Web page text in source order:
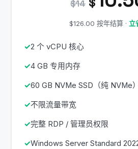
$14
$126.00 按年结算 · 立
2 个 vCPU 核心
4 GB 专用内存
60 GB NVMe SSD（纯 NVMe）
不限流量带宽
完整 RDP / 管理员权限
Windows Server Standard